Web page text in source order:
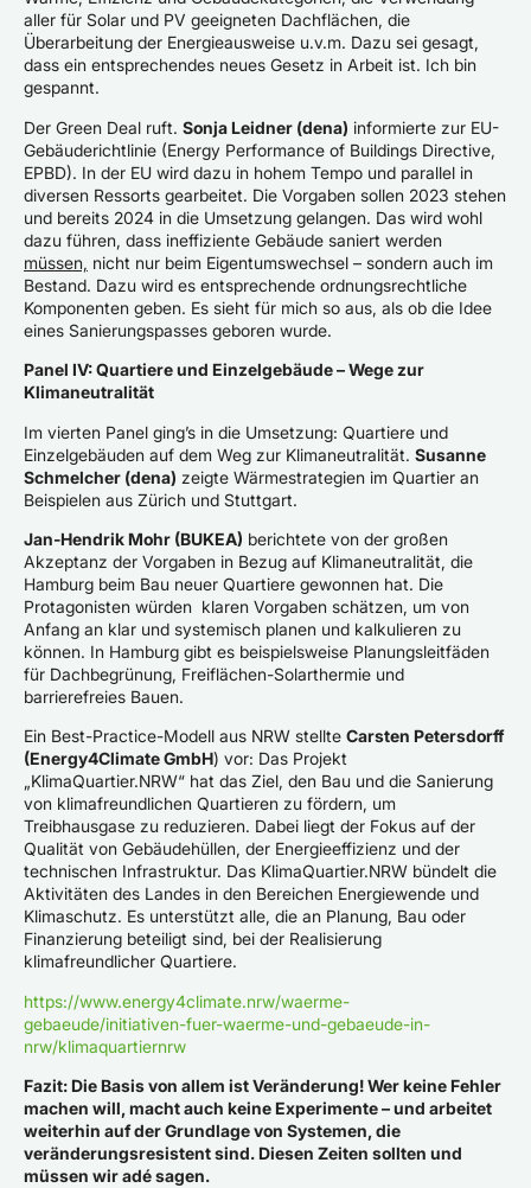
aller für Solar und PV geeigneten Dachflächen, die
Überarbeitung der Energieausweise u.v.m. Dazu sei gesagt,
dass ein entsprechendes neues Gesetz in Arbeit ist. Ich bin
gespannt.
Der Green Deal ruft. Sonja Leidner (dena) informierte zur EU-
Gebäuderichtlinie (Energy Performance of Buildings Directive,
EPBD). In der EU wird dazu in hohem Tempo und parallel in
diversen Ressorts gearbeitet. Die Vorgaben sollen 2023 stehen
und bereits 2024 in die Umsetzung gelangen. Das wird wohl
dazu führen, dass ineffiziente Gebäude saniert werden
müssen, nicht nur beim Eigentumswechsel – sondern auch im
Bestand. Dazu wird es entsprechende ordnungsrechtliche
Komponenten geben. Es sieht für mich so aus, als ob die Idee
eines Sanierungspasses geboren wurde.
Panel IV: Quartiere und Einzelgebäude – Wege zur
Klimaneutralität
Im vierten Panel ging’s in die Umsetzung: Quartiere und
Einzelgebäuden auf dem Weg zur Klimaneutralität. Susanne
Schmelcher (dena) zeigte Wärmestrategien im Quartier an
Beispielen aus Zürich und Stuttgart.
Jan-Hendrik Mohr (BUKEA) berichtete von der großen
Akzeptanz der Vorgaben in Bezug auf Klimaneutralität, die
Hamburg beim Bau neuer Quartiere gewonnen hat. Die
Protagonisten würden klaren Vorgaben schätzen, um von
Anfang an klar und systemisch planen und kalkulieren zu
können. In Hamburg gibt es beispielsweise Planungsleitfäden
für Dachbegrünung, Freiflächen-Solarthermie und
barrierefreies Bauen.
Ein Best-Practice-Modell aus NRW stellte Carsten Petersdorff
(Energy4Climate GmbH) vor: Das Projekt
„KlimaQuartier.NRW“ hat das Ziel, den Bau und die Sanierung
von klimafreundlichen Quartieren zu fördern, um
Treibhausgase zu reduzieren. Dabei liegt der Fokus auf der
Qualität von Gebäudehüllen, der Energieeffizienz und der
technischen Infrastruktur. Das KlimaQuartier.NRW bündelt die
Aktivitäten des Landes in den Bereichen Energiewende und
Klimaschutz. Es unterstützt alle, die an Planung, Bau oder
Finanzierung beteiligt sind, bei der Realisierung
klimafreundlicher Quartiere.
https://www.energy4climate.nrw/waerme-
gebaeude/initiativen-fuer-waerme-und-gebaeude-in-
nrw/klimaquartiernrw
Fazit: Die Basis von allem ist Veränderung! Wer keine Fehler
machen will, macht auch keine Experimente – und arbeitet
weiterhin auf der Grundlage von Systemen, die
veränderungsresistent sind. Diesen Zeiten sollten und
müssen wir adé sagen.